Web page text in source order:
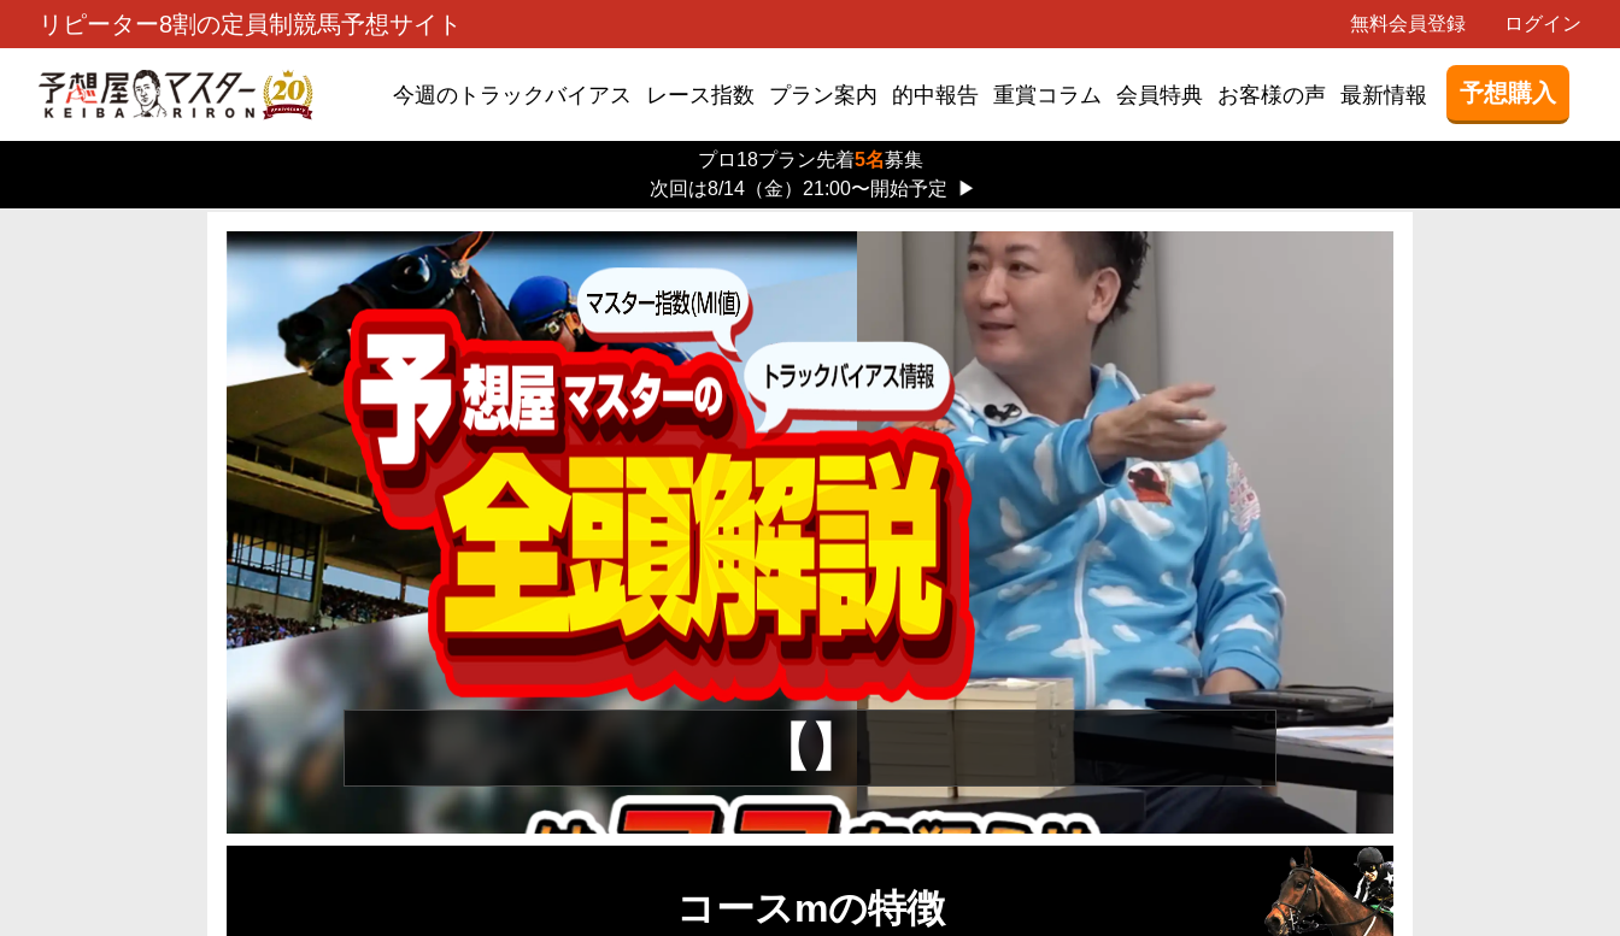
リピーター8割の定員制競馬予想サイト 無料会員登録 ログイン
今週のトラックバイアス レース指数 プラン案内 的中報告 重賞コラム 会員特典 お客様の声 最新情報 予想購入
プロ18プラン先着5名募集
次回は8/14（金）21:00〜開始予定
▶
【】
コースmの特徴